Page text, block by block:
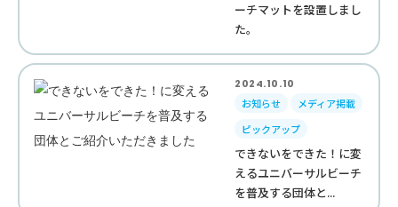
ーチマットを設置しまし
た。
2024.10.10
お知らせ
メディア掲載
ピックアップ
できないをできた！に変
えるユニバーサルビーチ
を普及する団体と...